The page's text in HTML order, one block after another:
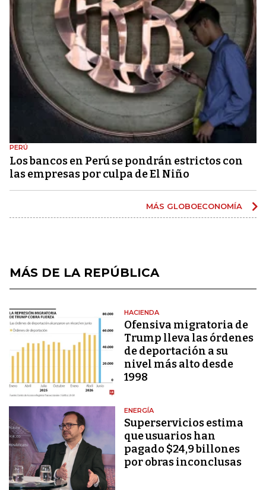
PERÚ
Los bancos en Perú se pondrán estrictos con
las empresas por culpa de El Niño
MÁS GLOBOECONOMÍA
MÁS DE LA REPÚBLICA
HACIENDA
Ofensiva migratoria de
Trump lleva las órdenes
de deportación a su
nivel más alto desde
1998
ENERGÍA
Superservicios estima
que usuarios han
pagado $24,9 billones
por obras inconclusas